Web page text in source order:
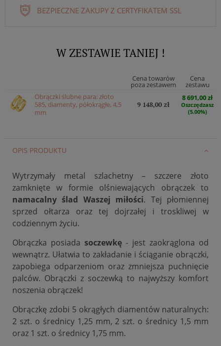
BEZPIECZNE ZAKUPY Z CERTYFIKATEM SSL
W ZESTAWIE TANIEJ !
Cena towarów
poza zestawem
Cena
zestawu
Obrączki ślubne para: złoto
585, diamenty, półokrągłe, 4,5
mm
9 148,00 zł
8 691,00 zł
Oszczędzasz
(5.00%)
OPIS PRODUKTU
Wytrzymały metal szlachetny – szczere złoto
zamknięte w formie olśniewających obrączek to
namacalny ślad Waszej miłości. Tej płomiennej
sprzed ołtarza oraz tej dojrzałej i troskliwej w
codziennym życiu.
Obrączka posiada soczewkę - jest zaokrąglona od
wewnątrz. Ułatwia to zakładanie i ściąganie obrączki,
zapobiega odparzeniom oraz zmniejsza puchnięcie
palców. Obrączki z soczewką to najwyższy komfort
noszenia obrączek!
Obrączkę zdobi 5 okrągłych diamentów naturalnych:
2 szt. o średnicy 1,25 mm, 2 szt. o średnicy 1,5 mm
oraz 1 szt. o średnicy 1,75 mm.